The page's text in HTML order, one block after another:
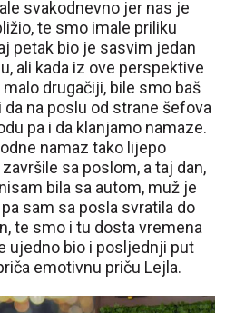
svakodnevno jer nas je
te smo imale priliku
petak bio je sasvim jedan
ali kada iz ove perspektive
drugačiji, bile smo baš
na poslu od strane šefova
pa i da klanjamo namaze.
namaz tako lijepo
sa poslom, a taj dan,
bila sa autom, muž je
sam sa posla svratila do
te smo i tu dosta vremena
ujedno bio i posljednji put
emotivnu priču Lejla.